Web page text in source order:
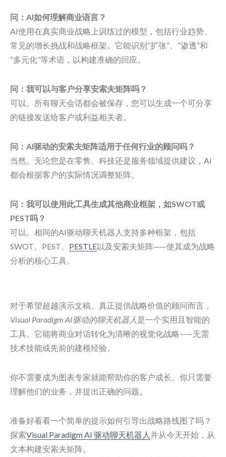
问：AI如何理解商业语言？
AI使用在真实商业战略上训练过的模型，包括行业趋势、
常见的增长挑战和战略框架。它能识别“扩张”、“渗透”和
“多元化”等术语，以构建准确的回应。
问：我可以与客户分享安索夫矩阵吗？
可以。所有聊天会话都会被保存，您可以生成一个可分享
的链接发送给客户或利益相关者。
问：AI驱动的安索夫矩阵适用于任何行业的顾问吗？
当然。无论您是在零售、科技还是服务领域提供建议，AI
都会根据客户的实际情况调整矩阵。
问：我可以使用此工具生成其他商业框架，如SWOT或
PEST吗？
可以。相同的AI驱动聊天机器人支持多种框架，包括
SWOT、PEST、 PESTLE以及安索夫矩阵——使其成为战略
分析的核心工具。
对于希望超越演示文稿、真正提供战略价值的顾问而言，
Visual Paradigm AI驱动的聊天机器人 是一个实用且智能的
工具。它能将商业对话转化为清晰的视觉化战略——无需
技术技能或先前的建模经验。
你不需要成为图表专家就能帮助你的客户成长。你只需要
理解他们的业务，并提出正确的问题。
准备好看看一个简单的提示如何引导出战略路线图了吗？
探索Visual Paradigm AI 驱动聊天机器人 并从今天开始，从
文本构建安索夫矩阵。